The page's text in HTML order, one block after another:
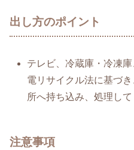
出し方のポイント
テレビ、冷蔵庫・冷凍
電リサイクル法に基づ
所へ持ち込み、処理して
注意事項